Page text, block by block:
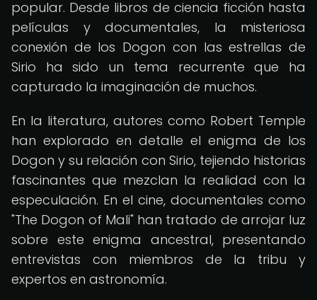
popular. Desde libros de ciencia ficción hasta
películas y documentales, la misteriosa
conexión de los Dogon con las estrellas de
Sirio ha sido un tema recurrente que ha
capturado la imaginación de muchos.
En la literatura, autores como Robert Temple
han explorado en detalle el enigma de los
Dogon y su relación con Sirio, tejiendo historias
fascinantes que mezclan la realidad con la
especulación. En el cine, documentales como
"The Dogon of Mali" han tratado de arrojar luz
sobre este enigma ancestral, presentando
entrevistas con miembros de la tribu y
expertos en astronomía.